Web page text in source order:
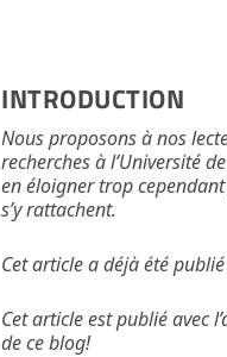
INTRODUCTION
Nous proposons à nos
recherches à l’Université
en éloigner trop
s’y rattachent.
Cet article a déjà été publié
Cet article est publié avec
de ce blog!